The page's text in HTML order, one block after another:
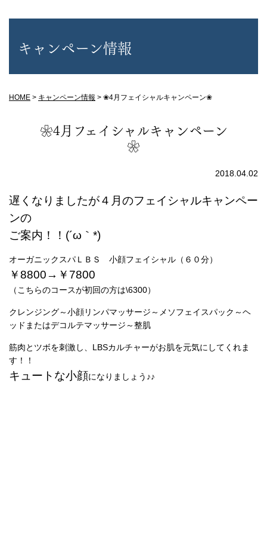
キャンペーン情報
HOME > キャンペーン情報 > ❀4月フェイシャルキャンペーン❀
❀4月フェイシャルキャンペーン
❀
2018.04.02
遅くなりましたが４月のフェイシャルキャンペー
ンの
ご案内！！(´ω｀*)
オーガニックスパＬＢＳ 小顔フェイシャル（６０分）
￥8800→￥7800
（こちらのコースが初回の方は\6300）
クレンジング～小顔リンパマッサージ～メソフェイスパック～ヘ
ッドまたはデコルテマッサージ～整肌
筋肉とツボを刺激し、LBSカルチャーがお肌を元気にしてくれま
す！！
キュートな小顔になりましょう♪♪